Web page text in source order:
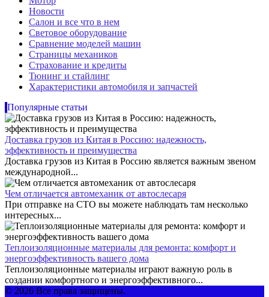
Новости
Салон и все что в нем
Световое оборудование
Сравнение моделей машин
Страницы механиков
Страхование и кредиты
Тюнинг и стайлинг
Характеристики автомобиля и запчастей
Популярные статьи
Доставка грузов из Китая в Россию: надежность,
эффективность и преимущества
Доставка грузов из Китая в Россию является важным звеном
международной...
Чем отличается автомеханик от автослесаря
При отправке на СТО вы можете наблюдать там несколько
интересных...
Теплоизоляционные материалы для ремонта: комфорт и
энергоэффективность вашего дома
Теплоизоляционные материалы играют важную роль в
создании комфортного и энергоэффективного...
© 2026 Все права защищены.